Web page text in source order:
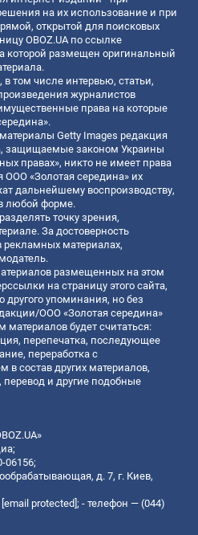
на их использование и при
открытой для поисковых
OBOZ.UA по ссылке
которой размещен оригинальный
том числе интервью, статьи,
журналистов
права на которые
Getty Images редакция
защищаемые законом Украины
правах», никто не имеет права
«Золотая середина» их
дальнейшему воспроизводству,
любой форме.
точку зрения,
За достоверность
материалах,
размещенных на этом
на страницу этого сайта,
другого упоминания, но без
ООО «Золотая середина»
будет считаться:
перепечатка, последующее
переработка с
состав других материалов,
перевод и другие подобные
06156;
д. 7, г. Киев,
[email protected]; - телефон — (044)